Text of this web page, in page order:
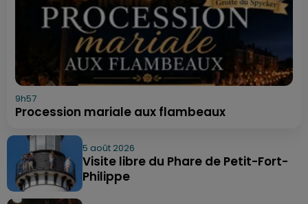
9h57
Procession mariale aux flambeaux
5 août 2026
Visite libre du Phare de Petit-Fort-
Philippe